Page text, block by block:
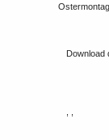
Download